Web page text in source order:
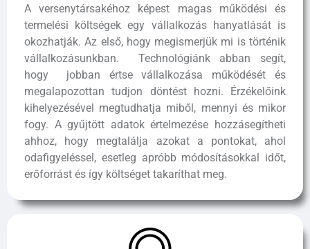
A versenytársakéhoz képest magas működési és
termelési költségek egy vállalkozás hanyatlását is
okozhatják. Az első, hogy megismerjük mi is történik
vállalkozásunkban. Technológiánk abban segít,
hogy jobban értse vállalkozása működését és
megalapozottan tudjon döntést hozni. Érzékelőink
kihelyezésével megtudhatja miből, mennyi és mikor
fogy. A gyűjtött adatok értelmezése hozzásegítheti
ahhoz, hogy megtalálja azokat a pontokat, ahol
odafigyeléssel, esetleg apróbb módosításokkal időt,
erőforrást és így költséget takaríthat meg.